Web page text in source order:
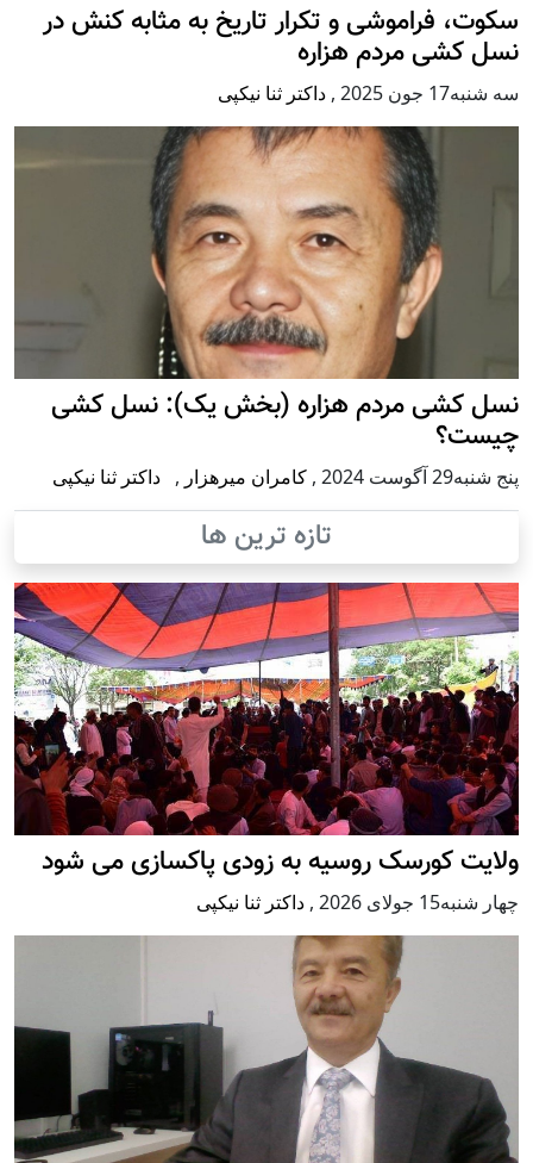
سکوت، فراموشی و تکرار تاريخ به مثابه کنش در
نسل کشی مردم هزاره
سه شنبه17 جون 2025 , داکتر ثنا نیکپی
نسل کشی مردم هزاره (بخش یک): نسل کشی
چیست؟
پنج شنبه29 آگوست 2024 , کامران میرهزار , داکتر ثنا نیکپی
تازه ترین ها
ولایت کورسک روسیه به زودی پاکسازی می شود
چهار شنبه15 جولای 2026 , داکتر ثنا نیکپی